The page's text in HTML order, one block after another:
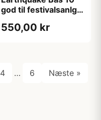
god til festivalsanlg
550,00 kr
4 … 6 Næste »